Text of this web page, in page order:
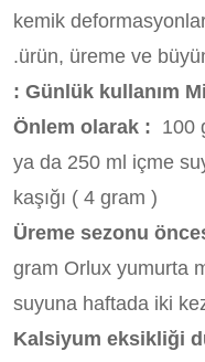
kemik
ürün, üreme ve
Günlük kullanım
Önlem olarak : 100
ya da 250 ml içme
kaşığı ( 4 gram )
Üreme sezonu
gram Orlux yumurta
suyuna haftada iki
Kalsiyum eksikliği